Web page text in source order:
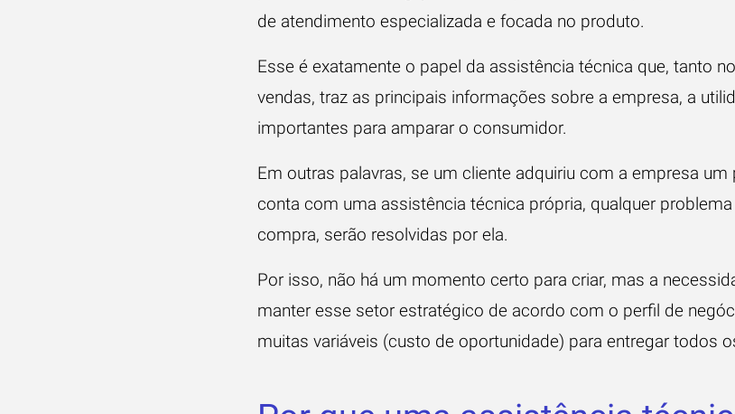
de atendimento especializada e focada no produto.
Esse é exatamente o papel da assistência técnica que, tanto
vendas, traz as principais informações sobre a empresa, a
importantes para amparar o consumidor.
Em outras palavras, se um cliente adquiriu com a empresa
conta com uma assistência técnica própria, qualquer
compra, serão resolvidas por ela.
Por isso, não há um momento certo para criar, mas a
manter esse setor estratégico de acordo com o perfil de
muitas variáveis (custo de oportunidade) para entregar todos